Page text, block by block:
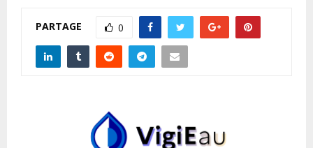
PARTAGE 0